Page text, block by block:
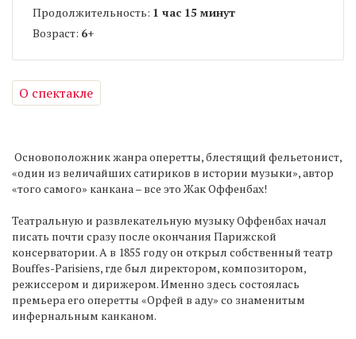
Продолжительность: 1 час 15 минут
Возраст: 6+
О спектакле
Основоположник жанра оперетты, блестящий фельетонист,
«один из величайших сатириков в истории музыки», автор
«того самого» канкана – все это Жак Оффенбах!
Театральную и развлекательную музыку Оффенбах начал
писать почти сразу после окончания Парижской
консерватории. А в 1855 году он открыл собственный театр
Bouffes-Parisiens, где был директором, композитором,
режиссером и дирижером. Именно здесь состоялась
премьера его оперетты «Орфей в аду» со знаменитым
инфернальным канканом.